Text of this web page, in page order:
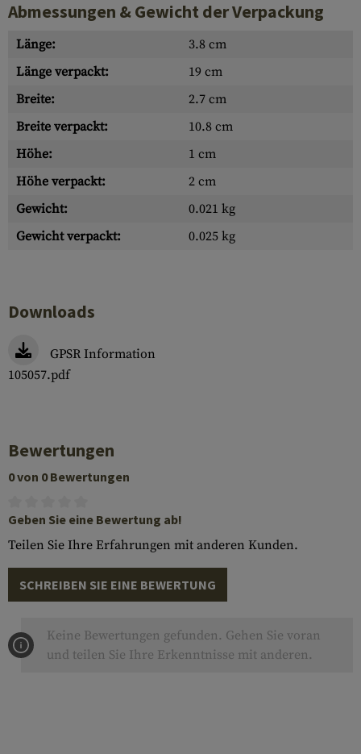
Abmessungen & Gewicht der Verpackung
Länge:
3.8 cm
Länge verpackt:
19 cm
Breite:
2.7 cm
Breite verpackt:
10.8 cm
Höhe:
1 cm
Höhe verpackt:
2 cm
Gewicht:
0.021 kg
Gewicht verpackt:
0.025 kg
Downloads
GPSR Information
105057.pdf
Bewertungen
0 von 0 Bewertungen
Geben Sie eine Bewertung ab!
Teilen Sie Ihre Erfahrungen mit anderen Kunden.
SCHREIBEN SIE EINE BEWERTUNG
Keine Bewertungen gefunden. Gehen Sie voran
und teilen Sie Ihre Erkenntnisse mit anderen.